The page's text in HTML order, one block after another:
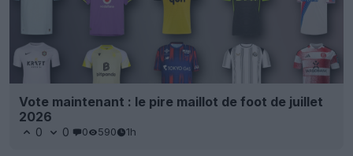
Vote maintenant : le pire maillot de foot de juillet
2026
0 0 0 590 1h